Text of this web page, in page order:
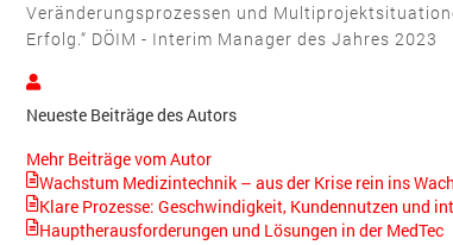
Veränderungsprozessen und
Erfolg.“ DÖIM - Interim Manager des Jahres 2023
Bodo
V.
Antonic
Neueste Beiträge des Autors
Mehr Beiträge vom Autor
Wachstum Medizintechnik – aus der Krise rein ins
Klare Prozesse: Geschwindigkeit, Kundennutzen und
Hauptherausforderungen und Lösungen in der MedTec